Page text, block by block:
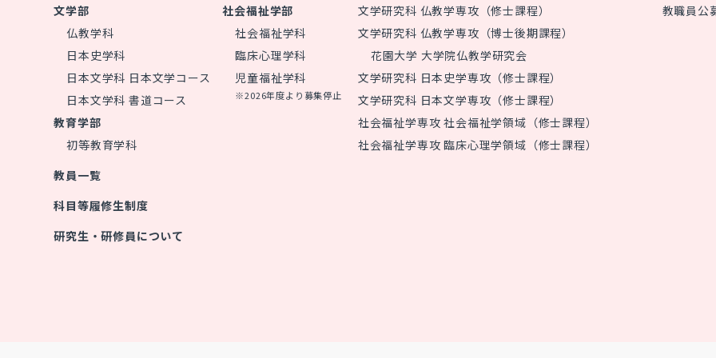
文学部
仏教学科
日本史学科
日本文学科 日本文学コース
日本文学科 書道コース
社会福祉学部
社会福祉学科
臨床心理学科
児童福祉学科
※2026年度より募集停止
教育学部
初等教育学科
教員一覧
科目等履修生制度
研究生・研修員について
文学研究科 仏教学専攻（修士課程）
文学研究科 仏教学専攻（博士後期課程）
花園大学 大学院仏教学研究会
文学研究科 日本史学専攻（修士課程）
文学研究科 日本文学専攻（修士課程）
社会福祉学専攻 社会福祉学領域（修士課程）
社会福祉学専攻 臨床心理学領域（修士課程）
教職員公